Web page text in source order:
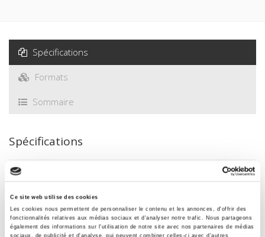
Ce site web utilise des cookies
Les cookies nous permettent de personnaliser le contenu et les annonces, d'offrir des
fonctionnalités relatives aux médias sociaux et d'analyser notre trafic. Nous partageons
également des informations sur l'utilisation de notre site avec nos partenaires de médias
sociaux, de publicité et d'analyse, qui peuvent combiner celles-ci avec d'autres
Spécifications
Formats
Sommaire
Spécifications
Éditeur
Auteur
Revue